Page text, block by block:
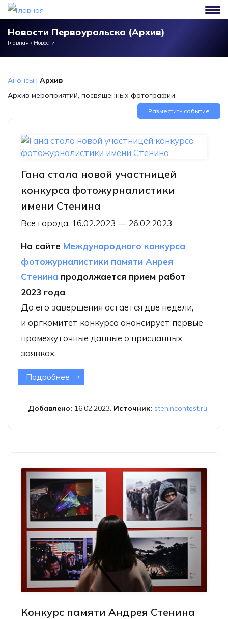
Перейти к основному содержанию
Новости Первоуральска (Архив)
Главная › Новости
Анонсы | Архив
Архив мероприятий, посвященных фотографии.
Разместить событие
Гана стала новой участницей
конкурса фотожурналистики
имени Стенина
Все города, 16.02.2023 — 26.02.2023
На сайте Международного конкурса
фотожурналистики памяти Анрея
Стенина продолжается прием работ
2023 года.
До его завершения остается две недели,
и оргкомитет конкурса анонсирует первые
промежуточные данные о присланных
заявках.
Подробнее о Гана стала новой участницей
Стенина
Добавлено: 16.02.2023. Источник: stenincontest.ru
Конкурс памяти Андрея Стенина